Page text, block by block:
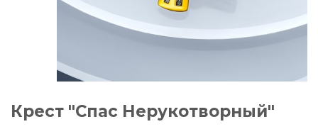
Крест "Спас Нерукотворный"